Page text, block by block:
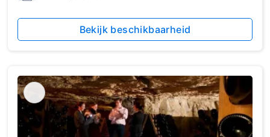
Bekijk beschikbaarheid